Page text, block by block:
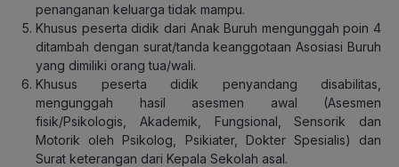
penanganan keluarga tidak mampu.
Khusus peserta didik dari Anak Buruh mengunggah poin 4
ditambah dengan surat/tanda keanggotaan Asosiasi Buruh
yang dimiliki orang tua/wali.
Khusus peserta didik penyandang disabilitas,
mengunggah hasil asesmen awal (Asesmen
fisik/Psikologis, Akademik, Fungsional, Sensorik dan
Motorik oleh Psikolog, Psikiater, Dokter Spesialis) dan
Surat keterangan dari Kepala Sekolah asal.